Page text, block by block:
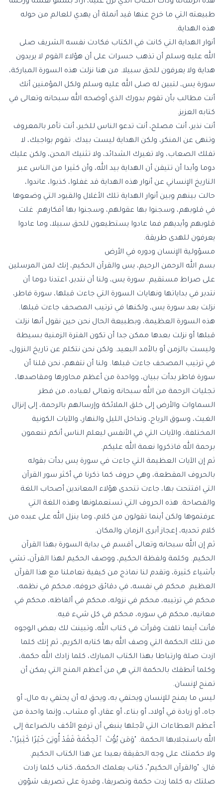
طبيعته التي ما خرج عنها قيد أنملة أن يهدي للعالم من حوله
هذه الهداية.
أنوار الهداية التي كانت في الكتاب فكادت نفسه الشريف صلى
الله عليه وسلم أن تذهب حسرات على أن هؤلاء القوم لا يريدون
هداية ولا يعرفون للحق سبيلا. من هنا نزلت هذه السورة المباركة،
سورة يس، لتبين له صلى الله عليه وسلم ولكل المؤمنين أنك
أنت مطالب بأن تقوم بدورك الذي أوضحه الله سبحانه وتعالى في
كتابه العزيز.
أنت نذير، أنت مصلح، أنت تدعو الناس للخير، أنت تأمر بالمعروف
وتنهى عن المنكر، ولكن الهداية ليست بيدك. تقوم بواجبك، لا
تفلك الصعاب، ولا تغيرك الشدائد، ولا تثنيك المحن، ولكن عليك
دوما وأبدا أن تتيقن أن الهداية بيد الله، وأن كثيرا من الناس عبر
التاريخ الإنساني عن أنوار هذه الهداية قد غفلوا، كذبوا، عاندوا،
حالت بينهم وبين أنوار الهداية تلك الأغلال والقيود التي وضعوها
في قلوبهم، وسجنوا بها عقولهم، وسجنوا بها أفكارهم. غلت
قلوبهم وأيديهم فما عادوا يستطيعون للحق سبيلا، وما عادوا
يعرفون للهدى طريقة.
مسؤولية الإنسان ودوره في الأرض
بسم الله الرحمن الرحيم، يس والقرآن الحكيم، إنك لمن المرسلين
على صراط مستقيم. سورة يس، ولنا أن نتدبر، اعتدنا دوما أن
نتدبر في بداياتها ونهايات السورة التي جاءت قبلها، سورة فاطر،
نزلت بعد سورة يس، ولكنها في ترتيب المصحف جاءت قبلها.
هذه السورة العظيمة، وبطبيعة الحال نحن حين نقول أنها نزلت
قبلها أو نزلت بعدها ممكن جدا أن تكون الفترة الزمنية بسيطة
وليست بالزمن أو بالأمد البعيد. ولكن نحن نتكلم عن تاريخ النزول،
في ترتيب المصحف جاءت قبلها. ولنا أن نتفهم، نحن قلنا أن
سورة فاطر بدأت ببيان، وواحدة من أعظم محاورها ومقاصدها،
تجليات الرحمة من الله سبحانه وتعالى لعباده، من فطر
السماوات والأرض إلى خلق الملائكة وإرسالهم بالرحمة، إلى إنزال
الغيث، وسوق الرياح، وتداخل الليل والنهار، والآيات الكونية
المختلفة، والآيات التي في الأنفس ليعلم الناس أنكم تنعمون
برحمة الله فاذكروا نعمة الله عليكم.
ثم إن الآيات العظيمة التي جاءت في سورة يس بدأت بقوله
بالحروف المقطعة، وهي حروف كما ذكرنا في أكثر سور القرآن
التي افتتحت بها، جاءت تتحدى هؤلاء المعاندين أصحاب اللغة
والفصاحة. هذه الحروف التي تستعملونها وهذه اللغة التي
عرفتموها ولكن أينما تقولون من كلام، وما ينزل الله على عبده من
كلام تحديه، إعجاز أبرى الزمان والمكان.
ثم إن الله سبحانه وتعالى أقسم في بداية السورة بهذا القرآن
الحكيم. وكلمة ولفظة الحكيم، ووصف الحكيم لهذا القرآن، تشي
بأشياء كثيرة، وتقدم لنا نماذج من كيفية تعاملنا مع هذا القرآن
العظيم. محكم في نفسه، في دقائق حروفه، محكم في نظمه،
محكم في ترتيبه، محكم في نزوله، محكم في ألفاظه، محكم في
معانيه، محكم في سوره، محكم في كل شيء فيه.
فأنت أينما تلفت وقرأت في كتاب الله، وتبينت لك بعض الوجوه
من تلك الحكمة التي وصف الله بها كتابه الكريم، ثم إنك كلما
ازدت صلة وارتباطا بهذا الكتاب المبارك، كلما زادك الله حكمة،
وكلما أنطقك بالحكمة التي هي من أعظم المنح التي يمكن أن
تمنح لإنسان.
ليس ما يمنح للإنسان ويحتفي به، ويحق له أن يحتفي به مال، أو
جاه، أو زيادة في أولاد، أو بناء، أو عقار، أو مشاب، وإنما واحدة من
أعظم العطاءات التي لأجلها ينبغي أن ترفع الأكف بالضراعة إلى
الله باستجلابها الحكمة. "وَمَن يُؤْتَ ٱلْحِكْمَةَ فَقَدْ أُوتِىَ خَيْرًا كَثِيرًا"،
ولا حكمتك على وجه الحقيقة بعيدا عن هذا الكتاب الحكيم.
قال: "والقرآن الحكيم"، كتاب يعلمك الحكمة، كتاب كلما زادت
صلتك به كلما زدت حكمة وتصريفا، وقدرة على تصريف شؤون